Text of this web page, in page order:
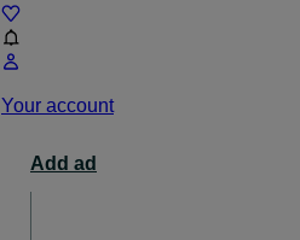
Your account
Add ad